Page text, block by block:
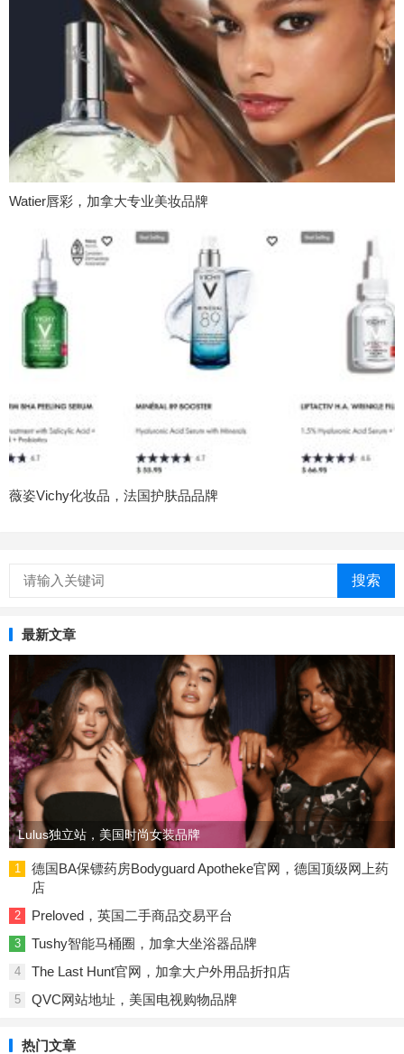
Watier唇彩，加拿大专业美妆品牌
薇姿Vichy化妆品，法国护肤品品牌
搜索
最新文章
Lulus独立站，美国时尚女装品牌
1
德国BA保镖药房Bodyguard Apotheke官网，德国顶级网上药
店
2 Preloved，英国二手商品交易平台
3 Tushy智能马桶圈，加拿大坐浴器品牌
4 The Last Hunt官网，加拿大户外用品折扣店​
5 QVC网站地址，美国电视购物品牌
热门文章